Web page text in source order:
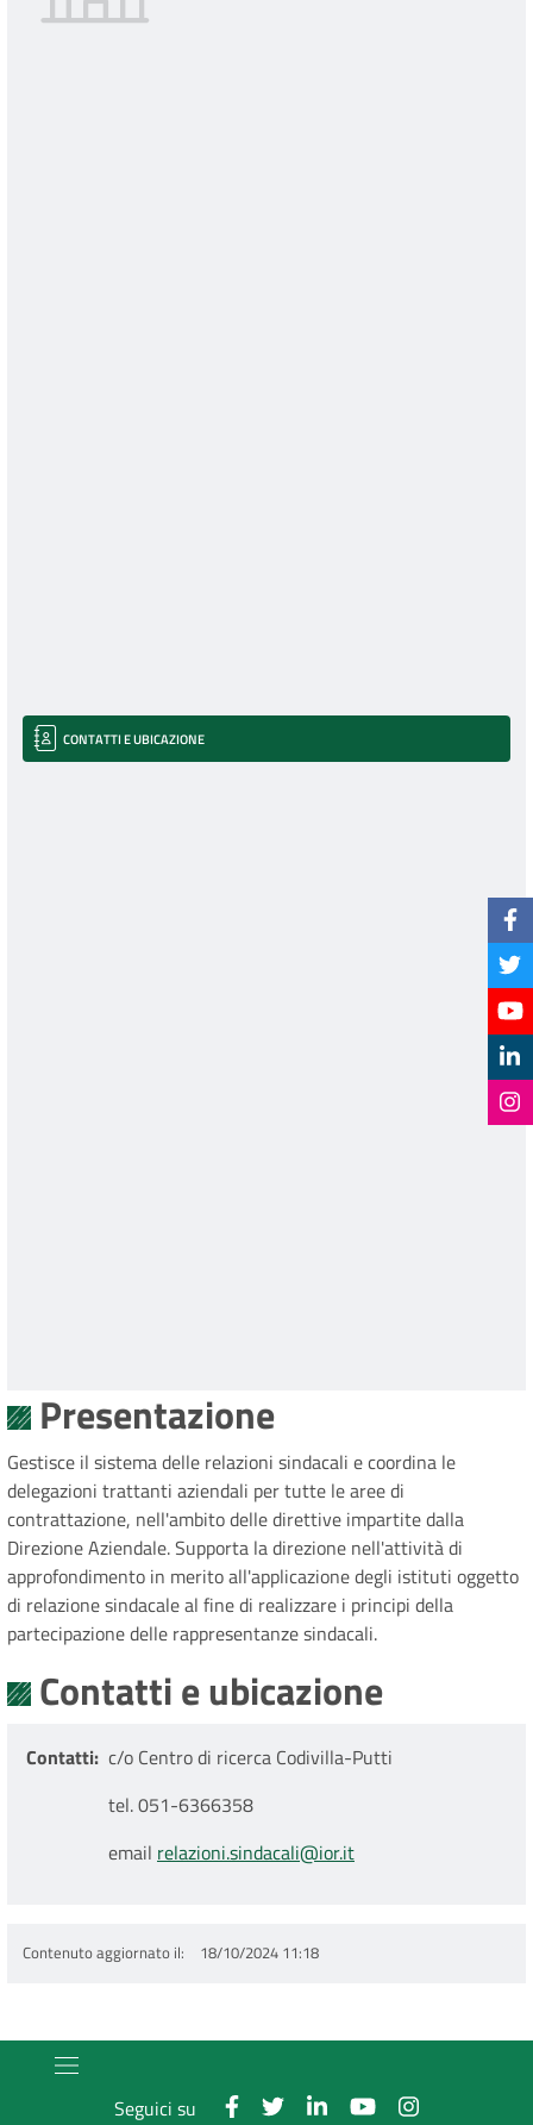
CONTATTI E UBICAZIONE
Presentazione
Gestisce il sistema delle relazioni sindacali e coordina le
delegazioni trattanti aziendali per tutte le aree di
contrattazione, nell'ambito delle direttive impartite dalla
Direzione Aziendale. Supporta la direzione nell'attività di
approfondimento in merito all'applicazione degli istituti oggetto
di relazione sindacale al fine di realizzare i principi della
partecipazione delle rappresentanze sindacali.
Contatti e ubicazione
Contatti c/o Centro di ricerca Codivilla-Putti
tel. 051-6366358
email relazioni.sindacali@ior.it
Contenuto aggiornato il 18/10/2024 11:18
Seguici su